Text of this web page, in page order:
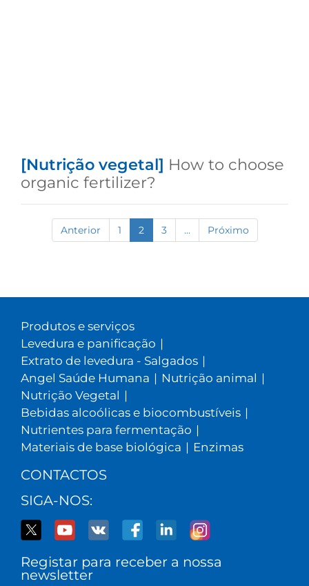
[Nutrição vegetal] How to choose
organic fertilizer?
Anterior 1 2 3 ... Próximo
Produtos e serviços
Levedura e panificação |
Extrato de levedura - Salgados |
Angel Saúde Humana | Nutrição animal |
Nutrição Vegetal |
Bebidas alcoólicas e biocombustíveis |
Nutrientes para fermentação |
Materiais de base biológica | Enzimas
CONTACTOS
SIGA-NOS:
Registar para receber a nossa
newsletter